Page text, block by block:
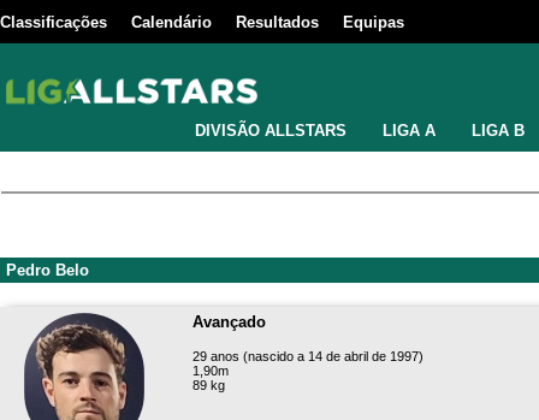
Classificações Calendário Resultados Equipas
DIVISÃO ALLSTARS LIGA A LIGA B
Pedro Belo
Avançado
29 anos (nascido a 14 de abril de 1997)
1,90m
89 kg